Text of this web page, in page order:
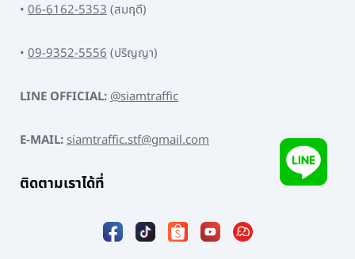
• 06-6162-5353(สมฤดี)
• 09-9352-5556(ปริญญา)
LINE OFFICIAL:@siamtraffic
E-MAIL:siamtraffic.stf@gmail.com
ติดตามเราได้ที่